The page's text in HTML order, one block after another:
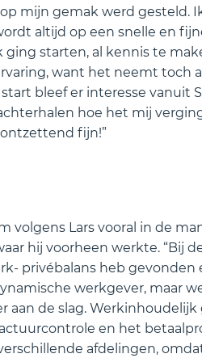
mijn gemak werd gesteld.
altijd op een snelle en
ging starten, al kennis te
want het neemt toch
bleef er interesse vanuit
hoe het mij
fijn!”
volgens Lars vooral in de
hij voorheen werkte. “Bij
privébalans heb gevonden
werkgever, maar
aan de slag.
en het
afdelingen,